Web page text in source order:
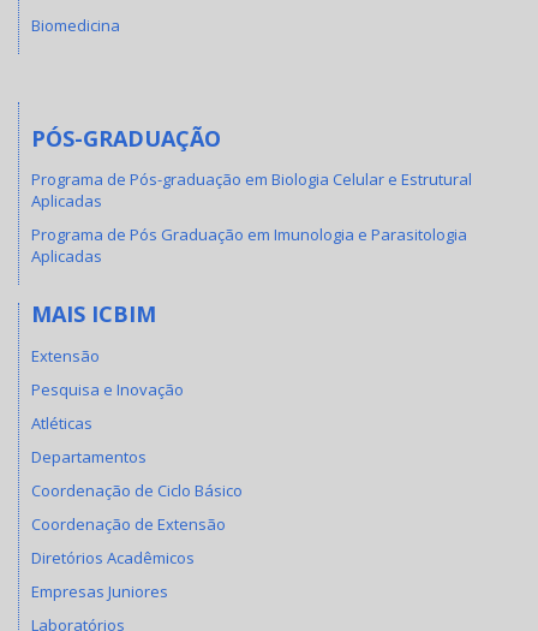
Biomedicina
PÓS-GRADUAÇÃO
Programa de Pós-graduação em Biologia Celular e Estrutural
Aplicadas
Programa de Pós Graduação em Imunologia e Parasitologia
Aplicadas
MAIS ICBIM
Extensão
Pesquisa e Inovação
Atléticas
Departamentos
Coordenação de Ciclo Básico
Coordenação de Extensão
Diretórios Acadêmicos
Empresas Juniores
Laboratórios